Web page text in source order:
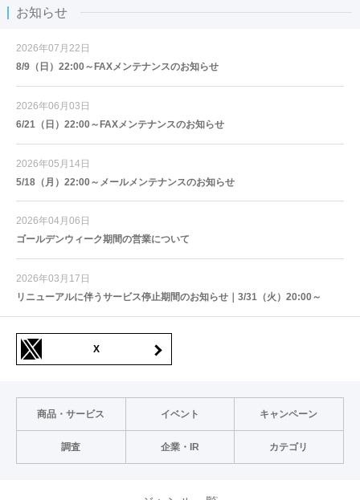
お知らせ
2026年07月22日
8/9（日）22:00～FAXメンテナンスのお知らせ
2026年06月03日
6/21（日）22:00～FAXメンテナンスのお知らせ
2026年05月14日
5/18（月）22:00～メールメンテナンスのお知らせ
2026年04月06日
ゴールデンウィーク期間の営業について
2026年03月17日
リニューアルに伴うサービス停止期間のお知らせ｜3/31（火）20:00～
X
商品・サービス イベント キャンペーン
調査 企業・IR カテゴリ